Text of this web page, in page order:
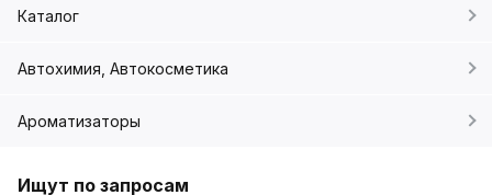
Каталог
Автохимия, Автокосметика
Ароматизаторы
Ищут по запросам